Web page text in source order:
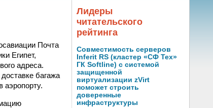
Почта
Египет,
адреса.
багажа
аэропорту.
Лидеры
читательского
рейтинга
Совместимость серверов
Inferit RS (кластер «СФ Тех»
ГК Softline) с системой
защищенной
виртуализации zVirt
поможет строить
доверенные
инфраструктуры